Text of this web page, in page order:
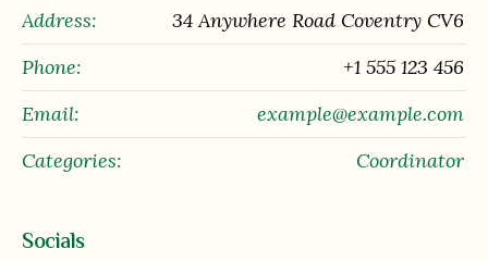
Address:
34 Anywhere Road Coventry CV6
Phone:
+1 555 123 456
Email:
example@example.com
Categories:
Coordinator
Socials